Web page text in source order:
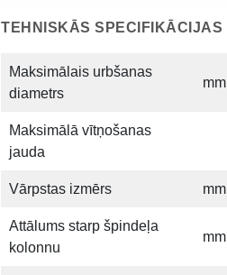
TEHNISKĀS SPECIFIKĀCIJAS
Maksimālais urbšanas
diametrs
mm
Maksimālā vītņošanas
jauda
Vārpstas izmērs mm
Attālums starp špindeļa
kolonnu
mm